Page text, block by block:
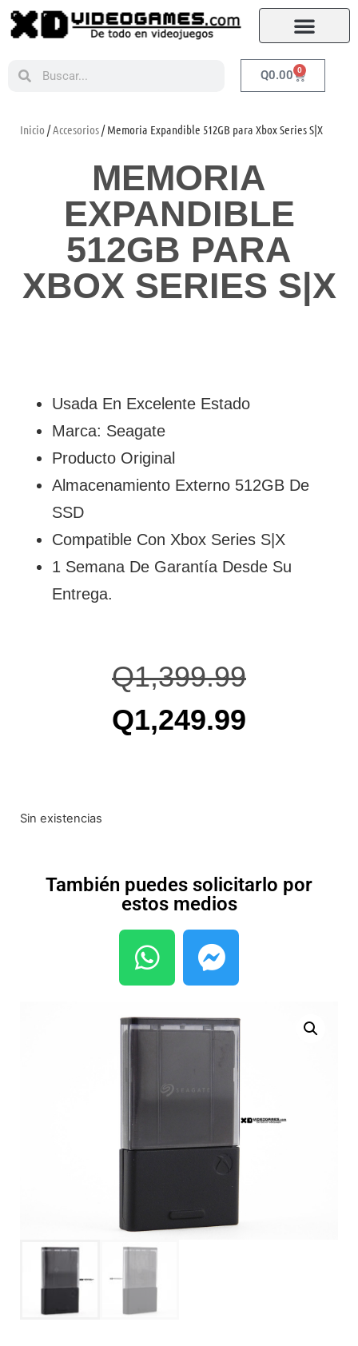
Q0.00 0
Inicio /Accesorios/ Memoria Expandible 512GB para Xbox Series S|X
MEMORIA
EXPANDIBLE
512GB PARA
XBOX SERIES S|X
Usada En Excelente Estado
Marca: Seagate
Producto Original
Almacenamiento Externo 512GB De
SSD
Compatible Con Xbox Series S|X
1 Semana De Garantía Desde Su
Entrega.
Q1,399.99
Q1,249.99
Sin existencias
También puedes solicitarlo por
estos medios